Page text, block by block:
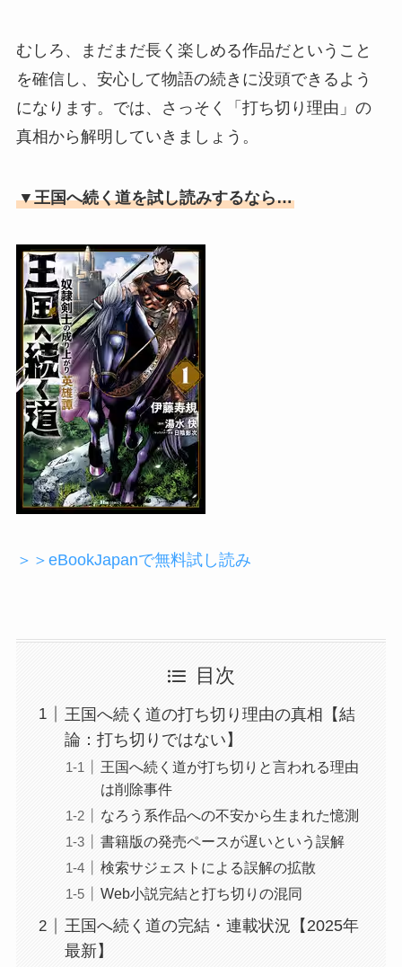
むしろ、まだまだ長く楽しめる作品だということ
を確信し、安心して物語の続きに没頭できるよう
になります。では、さっそく「打ち切り理由」の
真相から解明していきましょう。
▼王国へ続く道を試し読みするなら…
＞＞eBookJapanで無料試し読み
目次
王国へ続く道の打ち切り理由の真相【結
論：打ち切りではない】
王国へ続く道が打ち切りと言われる理由
は削除事件
なろう系作品への不安から生まれた憶測
書籍版の発売ペースが遅いという誤解
検索サジェストによる誤解の拡散
Web小説完結と打ち切りの混同
王国へ続く道の完結・連載状況【2025年
最新】